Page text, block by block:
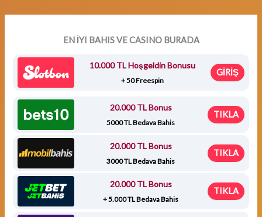
EN İYI BAHIS VE CASINO BURADA
10.000 TL Hoşgeldin Bonusu
+ 50 Freespin
GİRİŞ
20.000 TL Bonus
5000 TL Bedava Bahis
TIKLA
20.000 TL Bonus
3000 TL Bedava Bahis
TIKLA
20.000 TL Bonus
+ 5.000 TL Bedava Bahis
TIKLA